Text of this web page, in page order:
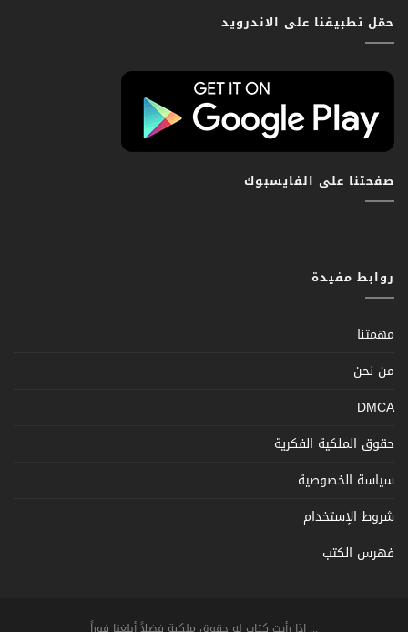
حمّل تطبيقنا على الاندرويد
صفحتنا على الفايسبوك
روابط مفيدة
مهمتنا
من نحن
DMCA
حقوق الملكية الفكرية
سياسة الخصوصية
شروط الإستخدام
فهرس الكتب